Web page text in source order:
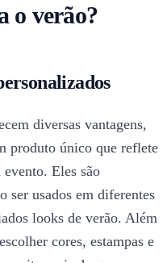
o verão?
diversas vantagens,
produto único que reflete
Eles são
ser usados em diferentes
looks de verão. Além
cores, estampas e